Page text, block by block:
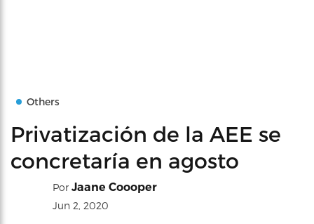
Others
Privatización de la AEE se
concretaría en agosto
Por Jaane Coooper
Jun 2, 2020